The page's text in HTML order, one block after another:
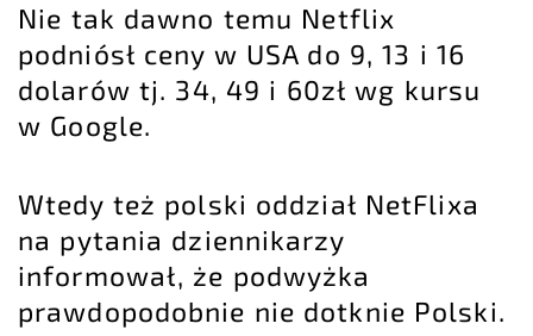
Nie tak dawno temu Netflix
podniósł ceny w USA do 9, 13 i 16
dolarów tj. 34, 49 i 60zł wg kursu
w Google.
Wtedy też polski oddział NetFlixa
na pytania dziennikarzy
informował, że podwyżka
prawdopodobnie nie dotknie Polski.